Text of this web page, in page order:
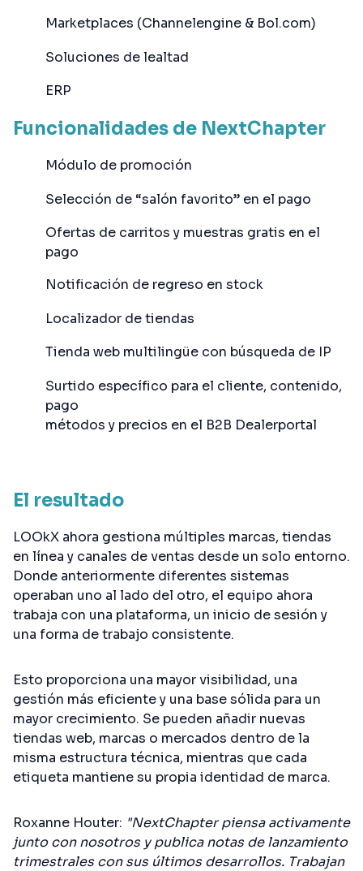
Marketplaces (Channelengine & Bol.com)
Soluciones de lealtad
ERP
Funcionalidades de NextChapter
Módulo de promoción
Selección de “salón favorito” en el pago
Ofertas de carritos y muestras gratis en el
pago
Notificación de regreso en stock
Localizador de tiendas
Tienda web multilingüe con búsqueda de IP
Surtido específico para el cliente, contenido,
pago
métodos y precios en el B2B Dealerportal
El resultado
LOOkX ahora gestiona múltiples marcas, tiendas
en línea y canales de ventas desde un solo entorno.
Donde anteriormente diferentes sistemas
operaban uno al lado del otro, el equipo ahora
trabaja con una plataforma, un inicio de sesión y
una forma de trabajo consistente.
Esto proporciona una mayor visibilidad, una
gestión más eficiente y una base sólida para un
mayor crecimiento. Se pueden añadir nuevas
tiendas web, marcas o mercados dentro de la
misma estructura técnica, mientras que cada
etiqueta mantiene su propia identidad de marca.
Roxanne Houter: "NextChapter piensa activamente
junto con nosotros y publica notas de lanzamiento
trimestrales con sus últimos desarrollos. Trabajan